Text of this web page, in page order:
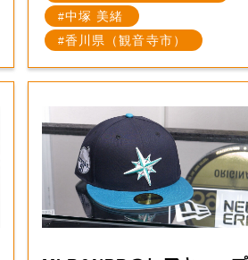
中塚 美緒
香川県（観音寺市）